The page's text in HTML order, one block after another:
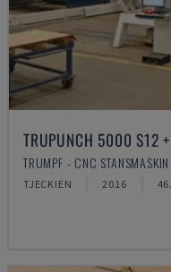
TRUPUNCH 5000 S12
TRUMPF - CNC STANSMASKIN
TJECKIEN 2016